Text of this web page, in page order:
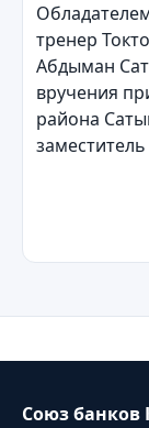
тренер
Абдыман
вручения
района
Союз банков